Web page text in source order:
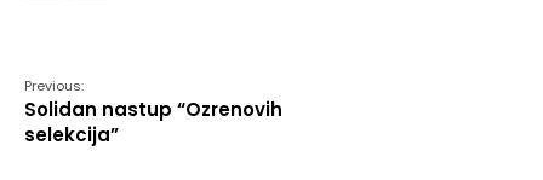
Previous:
Solidan nastup “Ozrenovih
selekcija”